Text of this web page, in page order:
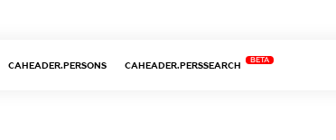
CAHEADER.PERSONS CAHEADER.PERSSEARCH
BETA